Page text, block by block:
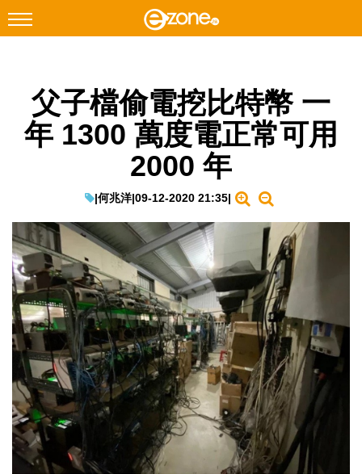
Facebook Instagram
科技焦點
教學評測
EduTech
IT Times
生成式AI與雲端應用
Enterprise Digital Transformation
特集
父子檔偷電挖比特幣 一
年 1300 萬度電正常可用
2000 年
|何兆洋|09-12-2020 21:35|